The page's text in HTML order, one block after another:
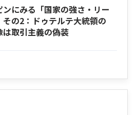
にみる「国家の強さ・リー
の2：ドゥテルテ大統領の
は取引主義の偽装